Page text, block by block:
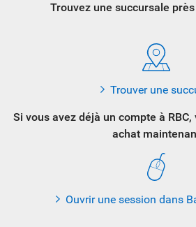
Trouvez une succursale près
Trouver une
Si vous avez déjà un compte à
achat
Ouvrir une session dans